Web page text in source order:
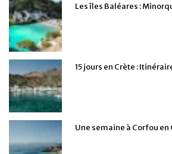
Les îles Baléares :
15 jours en Crète :
Une semaine à Corfou en